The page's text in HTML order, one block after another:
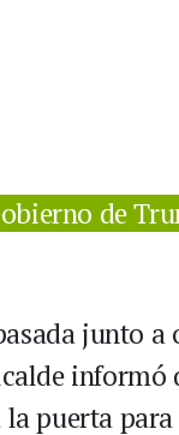
de
junto a
informó
puerta